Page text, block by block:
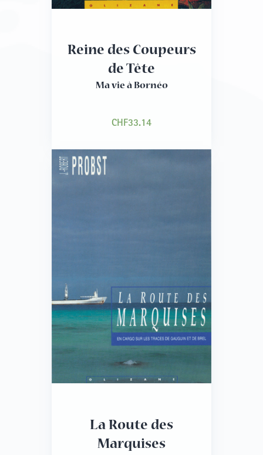
Reine des Coupeurs
de Tête
Ma vie à Bornéo
CHF33.14
La Route des
Marquises